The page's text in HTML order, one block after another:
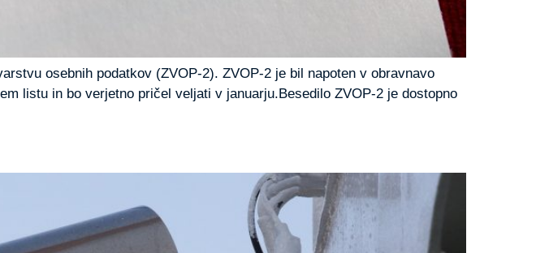
osebnih podatkov (ZVOP-2). ZVOP-2 je bil napoten v obravnavo
listu in bo verjetno pričel veljati v januarju.Besedilo ZVOP-2 je dostopno